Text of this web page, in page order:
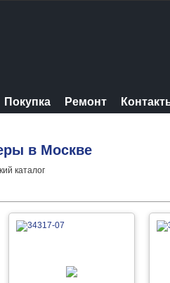
Покупка Ремонт
в Москве
каталог